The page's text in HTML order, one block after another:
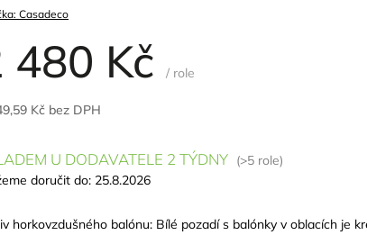
Casadeco
480 Kč/ role
Kč bez DPH
horkovzdušného balónu: Bílé pozadí s balónky v oblacích je
U DODAVATELE 2 TÝDNY (>5 role)
doručit do: 25.8.2026